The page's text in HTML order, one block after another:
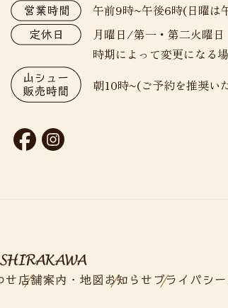
午前9時~午後6時(日曜は
月曜日/第一・第二火曜日
時期によって変更になる
朝10時~(ご予約を推奨い